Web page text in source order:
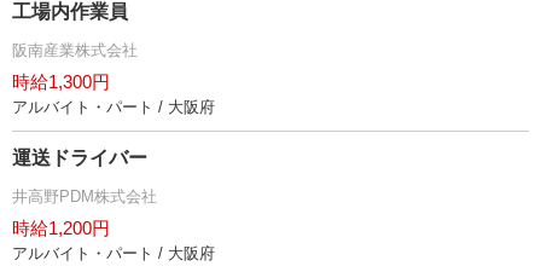
工場内作業員
阪南産業株式会社
時給1,300円
アルバイト・パート / 大阪府
運送ドライバー
井高野PDM株式会社
時給1,200円
アルバイト・パート / 大阪府